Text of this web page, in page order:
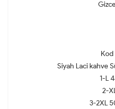
Kod
Siyah Laci kahve
1-L
2-
3-2XL